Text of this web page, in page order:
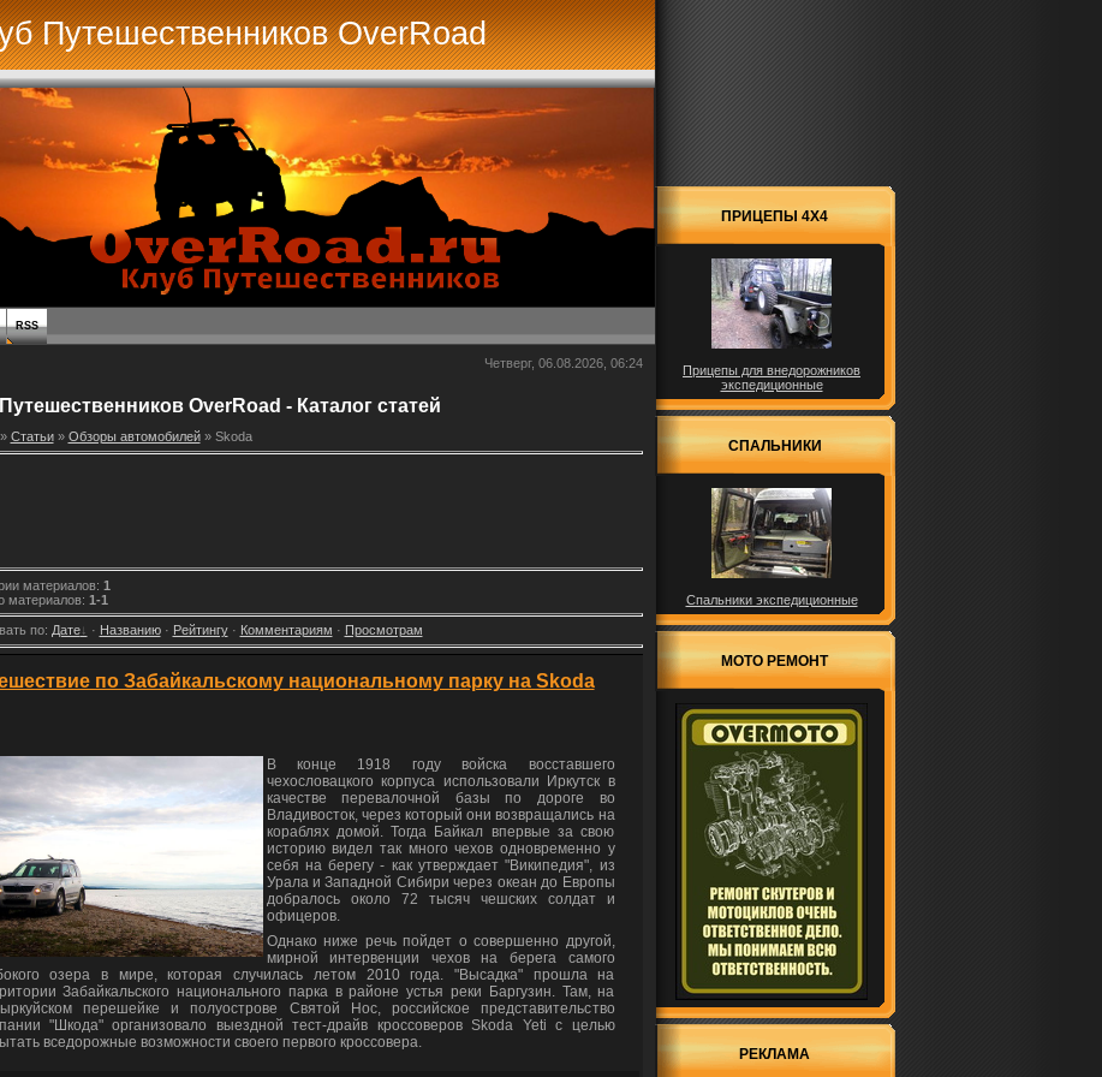
Путешественников OverRoad
RSS
Четверг, 06.08.2026, 06:24
OverRoad - Каталог статей
Статьи» Обзоры автомобилей» Skoda
материалов: 1
материалов: 1-1
по: Дате · Названию· Рейтингу· Комментариям · Просмотрам
по Забайкальскому национальному парку на Skoda
В конце 1918 году войска восставшего
чехословацкого корпуса использовали Иркутск в
качестве перевалочной базы по дороге во
Владивосток, через который они возвращались на
кораблях домой. Тогда Байкал впервые за свою
историю видел так много чехов одновременно у
себя на берегу - как утверждает "Википедия", из
Урала и Западной Сибири через океан до Европы
добралось около 72 тысяч чешских солдат и
офицеров.
Однако ниже речь пойдет о совершенно другой,
мирной интервенции чехов на берега самого
озера в мире, которая случилась летом 2010 года. "Высадка" прошла на
Забайкальского национального парка в районе устья реки Баргузин. Там, на
перешейке и полуострове Святой Нос, российское представительство
"Шкода" организовало выездной тест-драйв кроссоверов Skoda Yeti с целью
вседорожные возможности своего первого кроссовера.
ПРИЦЕПЫ 4X4
Прицепы для внедорожников
экспедиционные
СПАЛЬНИКИ
Спальники экспедиционные
МОТО РЕМОНТ
РЕКЛАМА